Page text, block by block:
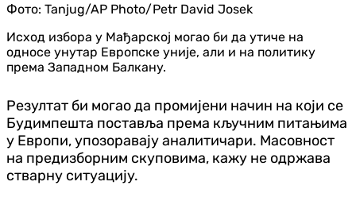
Фото: Tanjug/AP Photo/Petr David Josek
Исход избора у Мађарској могао би да утиче на
односе унутар Европске уније, али и на политику
према Западном Балкану.
Резултат би могао да промијени начин на који се
Будимпешта поставља према кључним питањима
у Европи, упозоравају аналитичари. Масовност
на предизборним скуповима, кажу не одржава
стварну ситуацију.